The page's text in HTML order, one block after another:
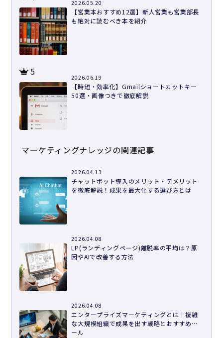
2026.05.20
【営業本おすすめ12選】新人営業も営業部長
も絶対に読むべき本を紹介
5
2026.06.19
【時短・効率化】Gmailショートカットキー
50選・画像つきで徹底解説
マーケティングナレッジの関連記事
2026.04.13
チャットボット導入のメリット・デメリット
を徹底解説！成果を最大化する選び方とは
2026.04.08
LP(ランディングページ)離脱率の平均は？原
因やAIで改善する方法
2026.04.08
エンタープライズマーケティングとは｜複雑
な大規模組織で成果を出す戦略とおすすめツ
ール